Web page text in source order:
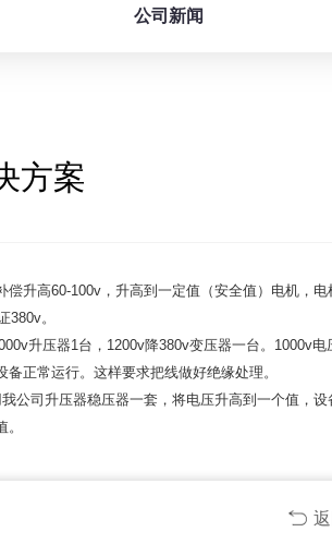
公司新闻
方案
偿升高60-100v，升高到一定值（安全值）电机，
380v。
升压器1台，1200v降380v变压器一台。1000v
正常运行。这样要求把线做好绝缘处理。
公司升压器稳压器一套，将电压升高到一个值，